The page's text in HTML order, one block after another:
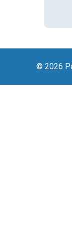
© 2026